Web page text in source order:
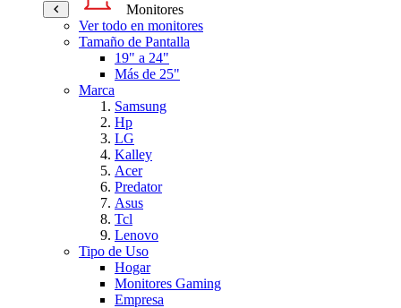
Monitores
Ver todo en monitores
Tamaño de Pantalla
19" a 24"
Más de 25"
Marca
Samsung
Hp
LG
Kalley
Acer
Predator
Asus
Tcl
Lenovo
Tipo de Uso
Hogar
Monitores Gaming
Empresa